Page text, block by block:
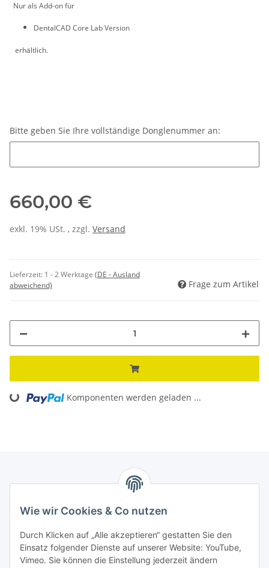
Nur als Add-on für
DentalCAD Core Lab Version
erhältlich.
Bitte geben Sie Ihre vollständige Donglenummer an:
660,00 €
exkl. 19% USt. , zzgl. Versand
Lieferzeit: 1 - 2 Werktage (DE - Ausland
abweichend)
Frage zum Artikel
Loading... Komponenten werden geladen ...
PROMADENT UG
Wie wir Cookies & Co nutzen
Durch Klicken auf „Alle akzeptieren“ gestatten Sie den
Einsatz folgender Dienste auf unserer Website: YouTube,
Vimeo. Sie können die Einstellung jederzeit ändern